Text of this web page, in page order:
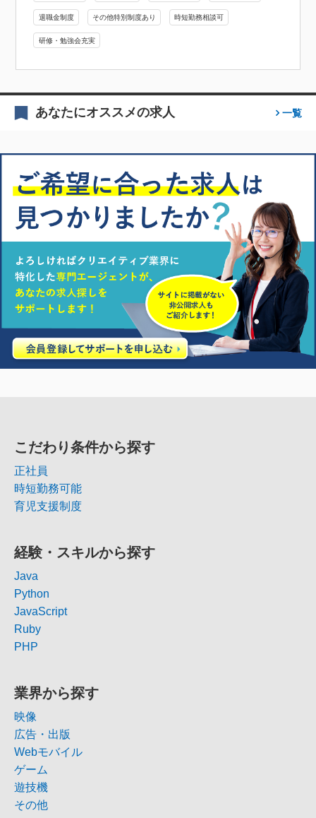
退職金制度 その他特別制度あり 時短勤務相談可
研修・勉強会充実
あなたにオススメの求人 一覧
こだわり条件から探す
正社員
時短勤務可能
育児支援制度
経験・スキルから探す
Java
Python
JavaScript
Ruby
PHP
業界から探す
映像
広告・出版
Webモバイル
ゲーム
遊技機
その他